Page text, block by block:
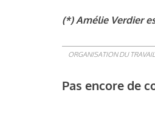
(*) Amélie Verdier
ORGANISATION DU TRAVAIL
Pas encore de